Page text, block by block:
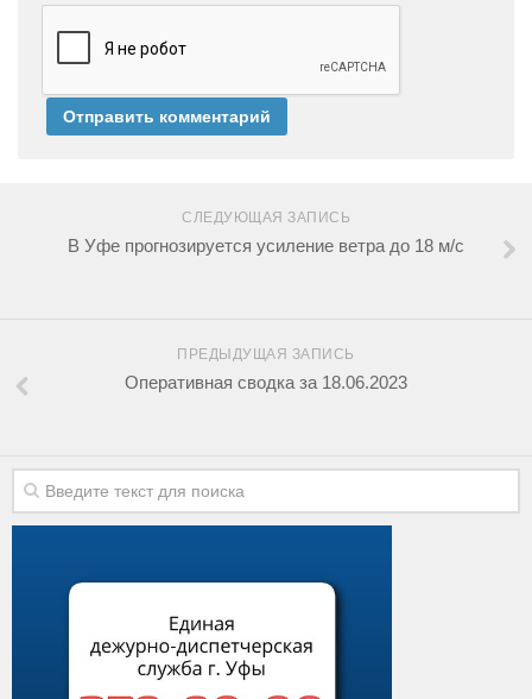
СЛЕДУЮЩАЯ ЗАПИСЬ
В Уфе прогнозируется усиление ветра до 18 м/с
ПРЕДЫДУЩАЯ ЗАПИСЬ
Оперативная сводка за 18.06.2023